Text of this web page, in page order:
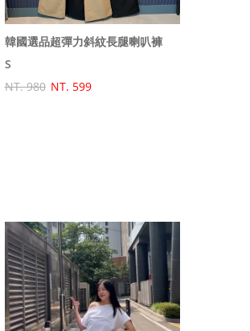
韓國選品超彈力斜紋長腿喇叭褲
S
NT. 980 NT. 599